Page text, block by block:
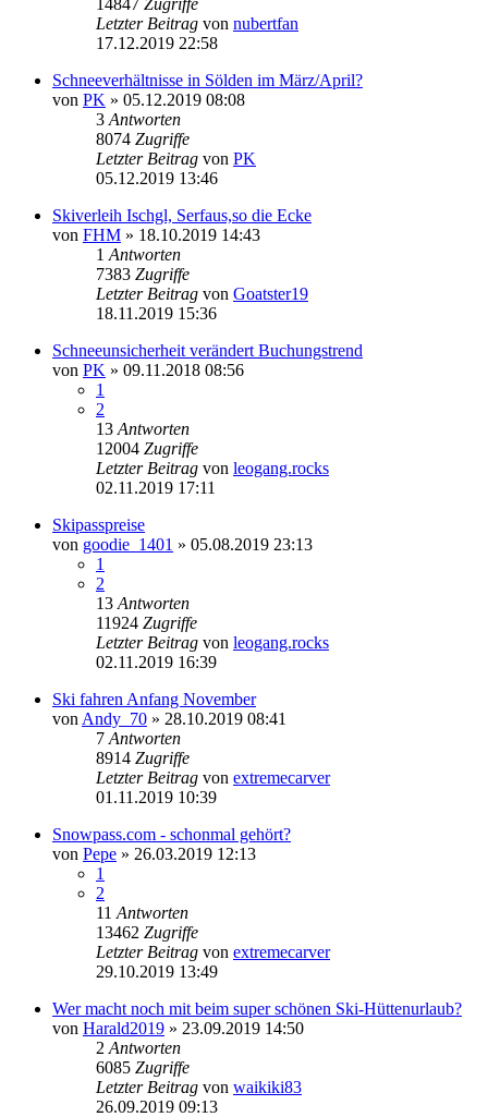
Letzter Beitrag von nubertfan
17.12.2019 22:58
Schneeverhältnisse in Sölden im März/April?
von PK » 05.12.2019 08:08
3 Antworten
8074 Zugriffe
Letzter Beitrag von PK
05.12.2019 13:46
Skiverleih Ischgl, Serfaus,so die Ecke
von FHM » 18.10.2019 14:43
1 Antworten
7383 Zugriffe
Letzter Beitrag von Goatster19
18.11.2019 15:36
Schneeunsicherheit verändert Buchungstrend
von PK » 09.11.2018 08:56
1
2
13 Antworten
12004 Zugriffe
Letzter Beitrag von leogang.rocks
02.11.2019 17:11
Skipasspreise
von goodie_1401 » 05.08.2019 23:13
1
2
13 Antworten
11924 Zugriffe
Letzter Beitrag von leogang.rocks
02.11.2019 16:39
Ski fahren Anfang November
von Andy_70 » 28.10.2019 08:41
7 Antworten
8914 Zugriffe
Letzter Beitrag von extremecarver
01.11.2019 10:39
Snowpass.com - schonmal gehört?
von Pepe » 26.03.2019 12:13
1
2
11 Antworten
13462 Zugriffe
Letzter Beitrag von extremecarver
29.10.2019 13:49
Wer macht noch mit beim super schönen Ski-Hüttenurlaub?
von Harald2019 » 23.09.2019 14:50
2 Antworten
6085 Zugriffe
Letzter Beitrag von waikiki83
26.09.2019 09:13